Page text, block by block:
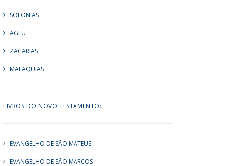
SOFONIAS
AGEU
ZACARIAS
MALAQUIAS
LIVROS DO NOVO TESTAMENTO:
EVANGELHO DE SÃO MATEUS
EVANGELHO DE SÃO MARCOS